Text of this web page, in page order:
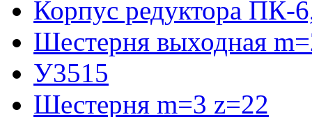
Корпус редуктора ПК-
Шестерня выходная
У3515
Шестерня m=3 z=22